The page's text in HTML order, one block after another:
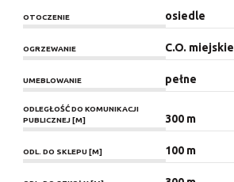
OTOCZENIE osiedle
OGRZEWANIE C.O. miejskie
UMEBLOWANIE pełne
ODLEGŁOŚĆ DO KOMUNIKACJI
PUBLICZNEJ [M]
300 m
ODL. DO SKLEPU [M] 100 m